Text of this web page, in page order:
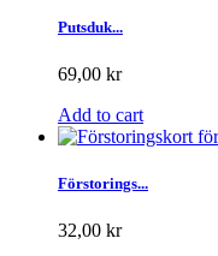
Putsduk...
69,00 kr
Add to cart
Förstorings...
32,00 kr